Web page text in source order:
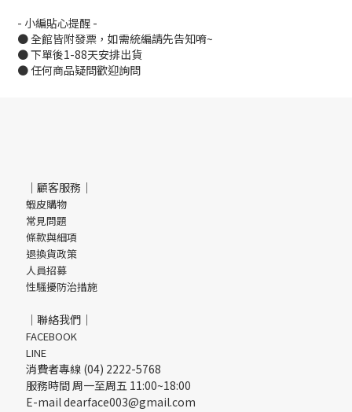
- 小編貼心提醒 -
● 全館皆附發票，如需統編請先告知唷~
● 下單後1-88天安排出貨
● 任何商品疑問歡迎詢問
｜顧客服務｜
蝦皮購物
常見問題
條款與細項
退換貨政策
人員招募
性騷擾防治措施
｜聯絡我們｜
FACEBOOK
LINE
消費者專線 (04) 2222-5768
服務時間 周一至周五 11:00~18:00
E-mail dearface003@gmail.com